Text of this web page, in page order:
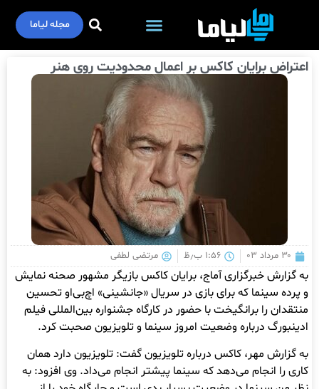
مجله لیاما
اعتراض برایان کاکس بر اعمال محدودیت روی هنر
۳۰ مرداد ۰۳ ۱:۵۶ ب٫ظ مرتضی لطفی
به گزارش خبرگزاری آماج، برایان کاکس بازیگر مشهور صحنه نمایش
و پرده سینما که برای بازی در سریال «جانشینی» اچ‌بی‌او تحسین
منتقدان را برانگیخت با حضور در کارگاه جشنواره بین‌المللی فیلم
ادینبورگ درباره وضعیت امروز سینما و تلویزیون صحبت کرد.
به گزارش مهر، کاکس درباره تلویزیون گفت: تلویزیون دارد همان
کاری را انجام می‌دهد که سینما پیشتر انجام می‌داد. وی افزود: به